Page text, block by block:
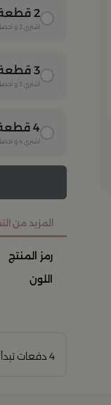
2
اشتري 2 و
3
اشتري 3 و
4
اشتري 4و
المزيد من
رمز المنتج
اللون
4 دفعات تبدأ من